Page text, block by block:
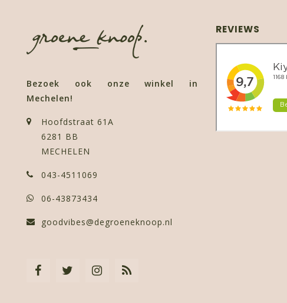
Bezoek ook onze winkel in
Mechelen!
Hoofdstraat 61A
6281 BB
MECHELEN
043-4511069
06-43873434
goodvibes@degroeneknoop.nl
REVIEWS